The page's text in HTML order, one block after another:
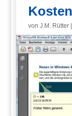
vonJ.M. Rütter